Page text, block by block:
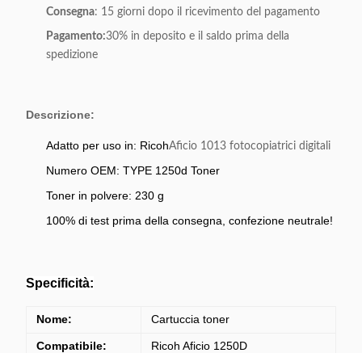
Consegna: 15 giorni dopo il ricevimento del pagamento
Pagamento:30% in deposito e il saldo prima della
spedizione
Descrizione:
Adatto per uso in: RicohAficio 1013 fotocopiatrici digitali
Numero OEM: TYPE 1250d Toner
Toner in polvere: 230 g
100% di test prima della consegna, confezione neutrale!
Specificità:
Nome: Cartuccia toner
Compatibile: Ricoh Aficio 1250D